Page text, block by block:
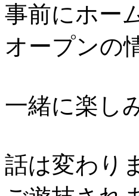
事前にホー
オープンの
一緒に楽し
話は変わり